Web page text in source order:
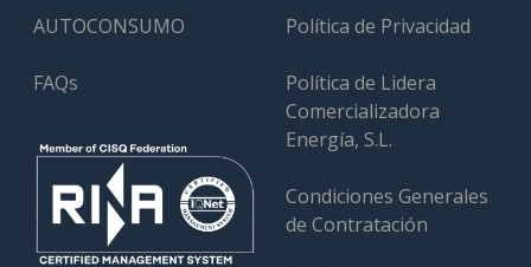
AUTOCONSUMO
FAQs
Política de Privacidad
Política de Lidera
Comercializadora
Energía, S.L.
Condiciones Generales
de Contratación